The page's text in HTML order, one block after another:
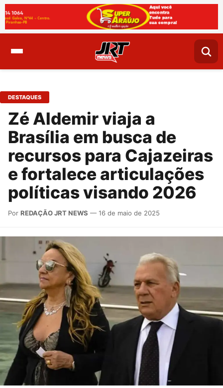
DESTAQUES
Zé Aldemir viaja a
Brasília em busca de
recursos para Cajazeiras
e fortalece articulações
políticas visando 2026
Por REDAÇÃO JRT NEWS — 16 de maio de 2025